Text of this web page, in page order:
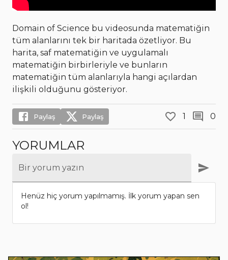
Domain of Science bu videosunda matematiğin
tüm alanlarını tek bir haritada özetliyor. Bu
harita, saf matematiğin ve uygulamalı
matematiğin birbirleriyle ve bunların
matematiğin tüm alanlarıyla hangi açılardan
ilişkili olduğunu gösteriyor.
Paylaş Paylaş 1 0
YORUMLAR
Bir yorum yazın
Henüz hiç yorum yapılmamış. İlk yorum yapan sen
ol!